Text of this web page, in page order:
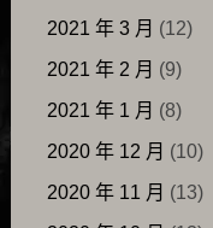
2021 年 3 月 (12)
2021 年 2 月 (9)
2021 年 1 月 (8)
2020 年 12 月 (10)
2020 年 11 月 (13)